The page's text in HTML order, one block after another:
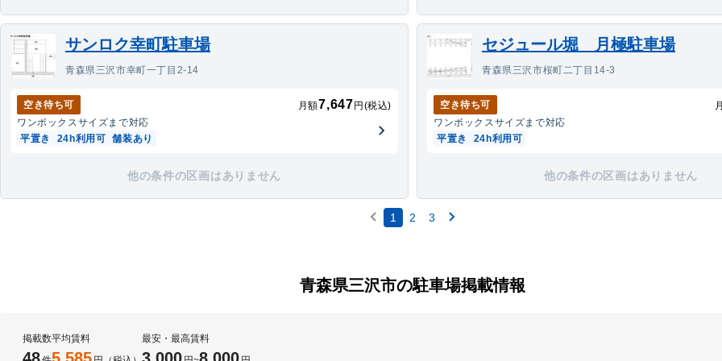
サンロク幸町駐車場
青森県三沢市幸町一丁目2-14
空き待ち可 月額7,647 円(税込)
ワンボックスサイズまで対応
平置き
24h利用可 舗装あり
他の条件の区画はありません
セジュール堀 月極駐車場
青森県三沢市桜町二丁目14-3
空き待ち可
ワンボックスサイズまで対応
平置き
24h利用可
他の条件の区画はありません
1 2 3
青森県三沢市の駐車場掲載情報
掲載数平均賃料 最安・最高賃料